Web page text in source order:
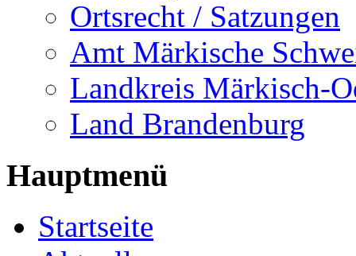
Ortsrecht / Satzungen
Amt Märkische
Landkreis Märkisch-
Land Brandenburg
Hauptmenü
Startseite